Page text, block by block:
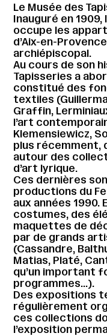
Le Musée des
Inauguré en
occupe les
d’Aix-en-
archiépiscopal.
Au cours de son
Tapisseries a
constitué des
textiles
Graffin,
l’art
Klemensiewicz,
plus récemment,
autour des
d’art lyrique.
Ces dernières
productions du
aux années
costumes, des
maquettes de
par de grands
(Cassandre,
Matias, Platé,
qu’un important
programmes…).
Des expositions
régulièrement
ces collections
l’exposition